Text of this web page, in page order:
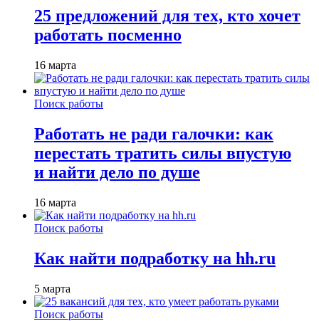
25 предложений для тех, кто хочет
работать посменно
16 марта
Поиск работы
Работать не ради галочки: как
перестать тратить силы впустую
и найти дело по душе
16 марта
Поиск работы
Как найти подработку на hh.ru
5 марта
Поиск работы